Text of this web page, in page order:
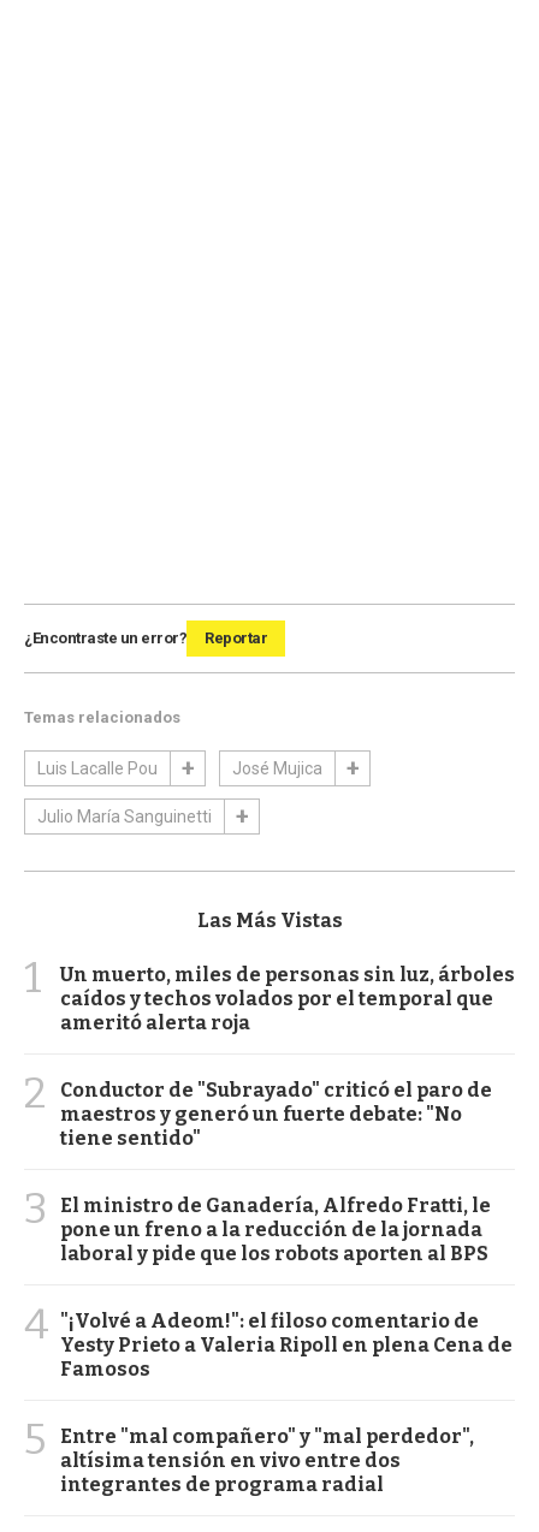
¿Encontraste un error? Reportar
Temas relacionados
Luis Lacalle Pou José Mujica
Julio María Sanguinetti
Las Más Vistas
1
Un muerto, miles de personas sin luz, árboles
caídos y techos volados por el temporal que
ameritó alerta roja
2
Conductor de "Subrayado" criticó el paro de
maestros y generó un fuerte debate: "No
tiene sentido"
3
El ministro de Ganadería, Alfredo Fratti, le
pone un freno a la reducción de la jornada
laboral y pide que los robots aporten al BPS
4 "¡Volvé a Adeom!": el filoso comentario de
Yesty Prieto a Valeria Ripoll en plena Cena de
Famosos
5
Entre "mal compañero" y "mal perdedor",
altísima tensión en vivo entre dos
integrantes de programa radial